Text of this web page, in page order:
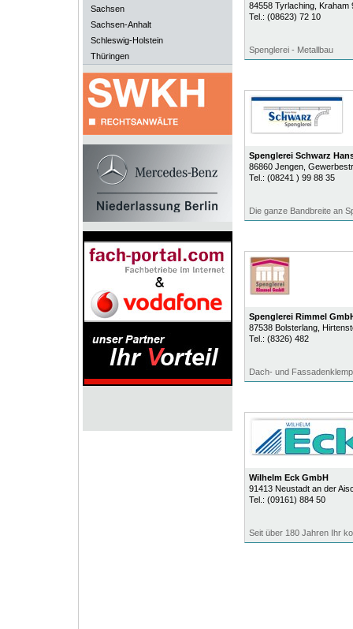
Sachsen
Sachsen-Anhalt
Schleswig-Holstein
Thüringen
84558 Tyrlaching, Kraham
Tel.: (08623) 72 10
Spenglerei - Metallbau
Spenglerei Schwarz
86860 Jengen,
Tel.: (08241 ) 99 88 35
Die ganze Bandbreite an
Spenglerei Rimmel
87538 Bolsterlang,
Tel.: (8326) 482
Dach- und
Wilhelm Eck GmbH
91413 Neustadt an der
Tel.: (09161) 884 50
Seit über 180 Jahren Ihr